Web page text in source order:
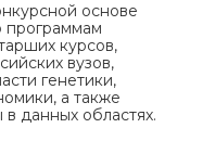
основе
курсов,
вузов,
генетики,
а также
данных областях.